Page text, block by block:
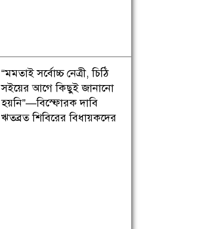
“মমতাই সর্বোচ্চ নেত্রী, চিঠি
সইয়ের আগে কিছুই জানানো
হয়নি”—বিস্ফোরক দাবি
ঋতব্রত শিবিরের বিধায়কদের